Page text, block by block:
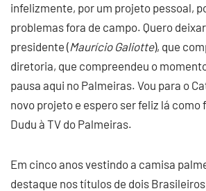
infelizmente, por um projeto pessoal,
problemas fora de campo. Quero
presidente (Maurício Galiotte), que
diretoria, que compreendeu o
pausa aqui no Palmeiras. Vou para o
novo projeto e espero ser feliz lá como
Dudu à TV do Palmeiras.
Em cinco anos vestindo a camisa
destaque nos títulos de dois Brasileiros